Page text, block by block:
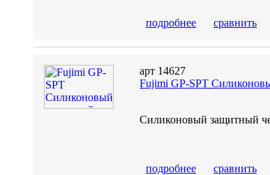
подробнее сравнить
арт 14627
Fujimi GP-SPT
Силиконовый защитный
подробнее сравнить